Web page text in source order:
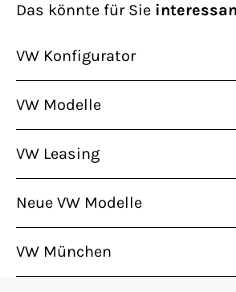
Das könnte für Sie
VW Konfigurator
VW Modelle
VW Leasing
Neue VW Modelle
VW München